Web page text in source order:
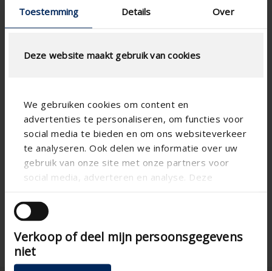
Toestemming Details Over
Deze website maakt gebruik van cookies
We gebruiken cookies om content en
advertenties te personaliseren, om functies voor
social media te bieden en om ons websiteverkeer
te analyseren. Ook delen we informatie over uw
gebruik van onze site met onze partners voor
social media, adverteren en analyse. Deze
andere informatie die u aan ze heeft verstrekt of
die ze hebben verzameld op basis van uw gebruik
van hun services.
Verkoop of deel mijn persoonsgegevens
niet
Technical specifications
Diameter
125
Height (mm)
753
Joinable